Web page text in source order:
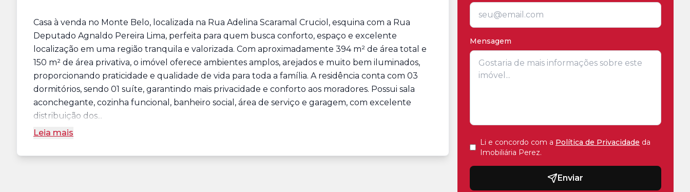
Casa à venda no Monte Belo, localizada na Rua Adelina Scaramal Cruciol, esquina com a Rua
Deputado Agnaldo Pereira Lima, perfeita para quem busca conforto, espaço e excelente
localização em uma região tranquila e valorizada. Com aproximadamente 394 m² de área total e
150 m² de área privativa, o imóvel oferece ambientes amplos, arejados e muito bem iluminados,
proporcionando praticidade e qualidade de vida para toda a família. A residência conta com 03
dormitórios, sendo 01 suíte, garantindo mais privacidade e conforto aos moradores. Possui sala
aconchegante, cozinha funcional, banheiro social, área de serviço e garagem, com excelente
distribuição dos...
Leia mais
Mensagem
Li e concordo com a Política de Privacidade da
Imobiliária Perez.
Enviar